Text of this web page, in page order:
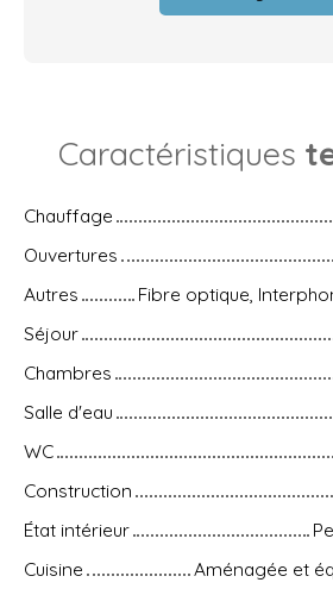
Caractéristiques
Chauffage
Ouvertures
Autres
Fibre optique,
Séjour
Chambres
Salle d'eau
WC
Construction
État intérieur
Cuisine
Aménagée et